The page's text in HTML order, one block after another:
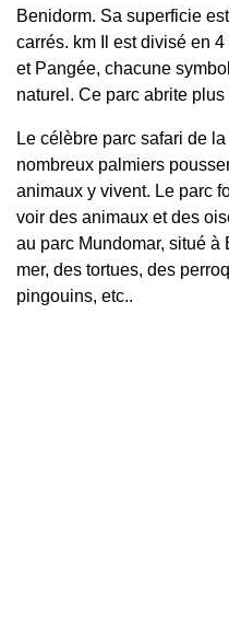
Benidorm. Sa superficie
carrés. km Il est divisé en
et Pangée, chacune
naturel. Ce parc abrite
Le célèbre parc safari de
nombreux palmiers
animaux y vivent. Le parc
voir des animaux et des
au parc Mundomar, situé
mer, des tortues, des
pingouins, etc..